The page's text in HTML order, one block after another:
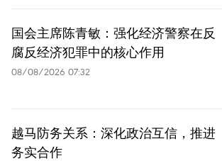
国会主席陈青敏：强化经济警察在反
腐反经济犯罪中的核心作用
08/08/2026 07:32
越马防务关系：深化政治互信，推进
务实合作